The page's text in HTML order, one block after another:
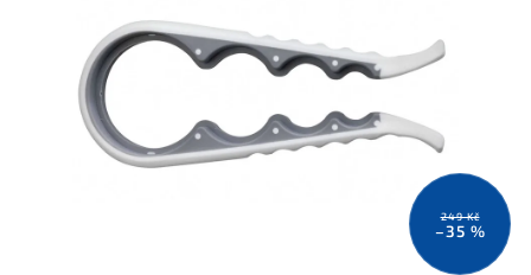
249 Kč
–35 %